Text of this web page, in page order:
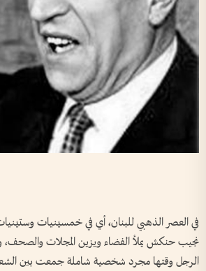
في العصر الذهبي للبنان، أي في خمسينيات
نجيب حنكش يملأ الفضاء ويزين المجلات والصحف،
الرجل وقتها مجرد شخصية شاملة جمعت بين الشعر